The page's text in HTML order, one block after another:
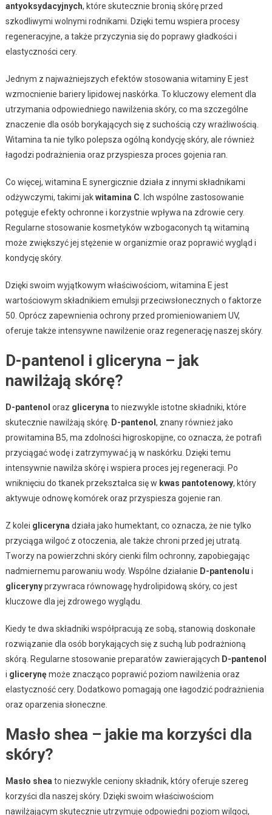
antyoksydacyjnych, które skutecznie bronią skórę przed
szkodliwymi wolnymi rodnikami. Dzięki temu wspiera procesy
regeneracyjne, a także przyczynia się do poprawy gładkości i
elastyczności cery.
Jednym z najważniejszych efektów stosowania witaminy E jest
wzmocnienie bariery lipidowej naskórka. To kluczowy element dla
utrzymania odpowiedniego nawilżenia skóry, co ma szczególne
znaczenie dla osób borykających się z suchością czy wrażliwością.
Witamina ta nie tylko polepsza ogólną kondycję skóry, ale również
łagodzi podrażnienia oraz przyspiesza proces gojenia ran.
Co więcej, witamina E synergicznie działa z innymi składnikami
odżywczymi, takimi jakwitamina C . Ich wspólne zastosowanie
potęguje efekty ochronne i korzystnie wpływa na zdrowie cery.
Regularne stosowanie kosmetyków wzbogaconych tą witaminą
może zwiększyć jej stężenie w organizmie oraz poprawić wygląd i
kondycję skóry.
Dzięki swoim wyjątkowym właściwościom, witamina E jest
wartościowym składnikiem emulsji przeciwsłonecznych o faktorze
50. Oprócz zapewnienia ochrony przed promieniowaniem UV,
oferuje także intensywne nawilżenie oraz regenerację naszej skóry.
D-pantenol i gliceryna – jak
nawilżają skórę?
D-pantenol oraz gliceryna to niezwykle istotne składniki, które
skutecznie nawilżają skórę. D-pantenol , znany również jako
prowitamina B5, ma zdolności higroskopijne, co oznacza, że potrafi
przyciągać wodę i zatrzymywać ją w naskórku. Dzięki temu
intensywnie nawilża skórę i wspiera proces jej regeneracji. Po
wniknięciu do tkanek przekształca się w kwas pantotenowy, który
aktywuje odnowę komórek oraz przyspiesza gojenie ran.
Z kolei gliceryna działa jako humektant, co oznacza, że nie tylko
przyciąga wilgoć z otoczenia, ale także chroni przed jej utratą.
Tworzy na powierzchni skóry cienki film ochronny, zapobiegając
nadmiernemu parowaniu wody. Wspólne działanie D-pantenolu i
glicerynyprzywraca równowagę hydrolipidową skóry, co jest
kluczowe dla jej zdrowego wyglądu.
Kiedy te dwa składniki współpracują ze sobą, stanowią doskonałe
rozwiązanie dla osób borykających się z suchą lub podrażnioną
skórą. Regularne stosowanie preparatów zawierających D-pantenol
i glicerynęmoże znacząco poprawić poziom nawilżenia oraz
elastyczność cery. Dodatkowo pomagają one łagodzić podrażnienia
oraz oparzenia słoneczne.
Masło shea – jakie ma korzyści dla
skóry?
Masło shea to niezwykle ceniony składnik, który oferuje szereg
korzyści dla naszej skóry. Dzięki swoim właściwościom
nawilżającym skutecznie utrzymuje odpowiedni poziom wilgoci,